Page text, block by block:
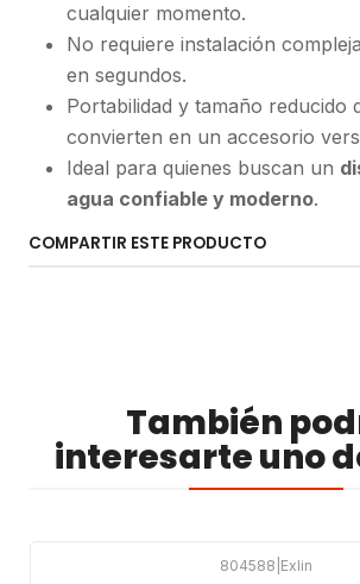
cualquier momento.
No requiere instalación
en segundos.
Portabilidad y tamaño reducido
convierten en un accesorio
Ideal para quienes buscan un
agua confiable y moderno.
COMPARTIR ESTE PRODUCTO
También
interesarte uno
804588 Exlin